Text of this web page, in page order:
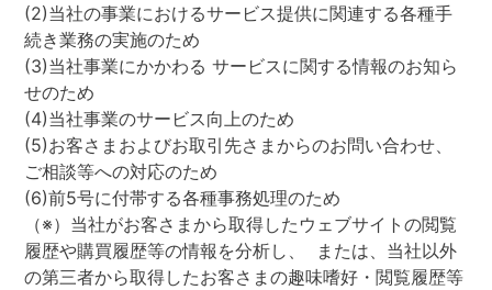
(2)当社の事業におけるサービス提供に関連する各種手
続き業務の実施のため
(3)当社事業にかかわる サービスに関する情報のお知ら
せのため
(4)当社事業のサービス向上のため
(5)お客さまおよびお取引先さまからのお問い合わせ、
ご相談等への対応のため
(6)前5号に付帯する各種事務処理のため
（※）当社がお客さまから取得したウェブサイトの閲覧
履歴や購買履歴等の情報を分析し、 または、当社以外
の第三者から取得したお客さまの趣味嗜好・閲覧履歴等